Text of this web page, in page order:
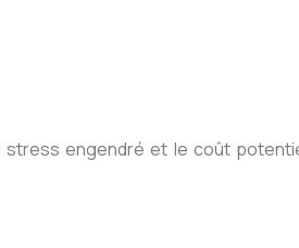
engendré et le coût